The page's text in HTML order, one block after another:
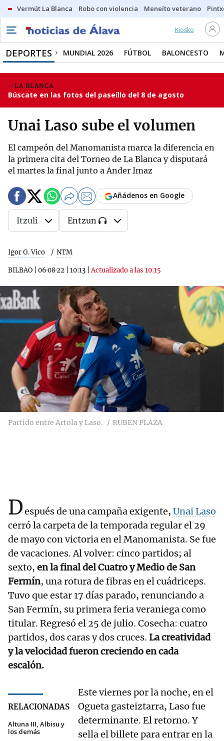
Vermút La Blanca Robo con violencia Meneíto veterano
Kiosko
DEPORTES MUNDIAL 2026 FÚTBOL BALONCESTO
LA BLANCA
Búscate en las fotos del paseíllo del 8 de agosto
Unai Laso sube el volumen
El campeón del Manomanista marca la diferencia en
la primera cita del Torneo de La Blanca y disputará
el martes la final junto a Ander Imaz
Igor G. Vico NTM
BILBAO 06·08·22 10:13 |Actualizado a las 10:15
Añádenos en Google
Itzuli Entzun
Partido entre Artola y Laso. RUBEN PLAZA
Después de una campaña exigente, Unai Laso
cerró la carpeta de la temporada regular el 29
de mayo con victoria en el Manomanista. Se fue
de vacaciones. Al volver: cinco partidos; al
sexto, en la final del Cuatro y Medio de San
Fermín, una rotura de fibras en el cuádriceps.
Tuvo que estar 17 días parado, renunciando a
San Fermín, su primera feria veraniega como
titular. Regresó el 25 de julio. Cosecha: cuatro
partidos, dos caras y dos cruces. La creatividad
y la velocidad fueron creciendo en cada
escalón.
RELACIONADAS
Altuna III, Albisu y
los demás
Este viernes por la noche, en el
Ogueta gasteiztarra, Laso fue
determinante. El retorno. Y
sella el billete para entrar en la